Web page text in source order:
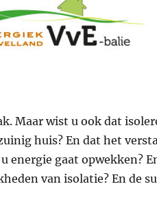
Maar wist u ook dat
huis? En dat het
energie gaat opwekken?
van isolatie? En de